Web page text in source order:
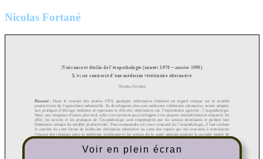
Nicolas Fortané
Voir en plein écran